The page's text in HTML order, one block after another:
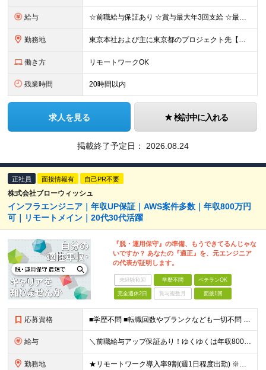
給与 ☆前職給与保証あり ☆賞与最大年3回支給 ☆最大月10万円の資格手当や住宅手当あり 月給30万円～42万円（賞与年2回、各種手当込み）+残業代全額支給 ※経験、能力を考慮の上、決定いたします ※試
勤務地 東京本社および主に東京都のプロジェクト先【◎在宅勤務あり◎転勤なし】 ※東京支社／ 東京都新宿区西新宿6-5-1 新宿アイランドタワー 5F ※リモートワークは案件により異なります ※副業OK (変
働き方 リモートワークOK
残業時間 20時間以内
求人を見る 検討中に入れる
掲載終了予定日： 2026.08.24
正社員 面接情報有 自己PR不要
株式会社ブローウィッシュ
インフラエンジニア｜年収UP保証｜AWS案件多数｜年収800万円
可｜リモートメイン｜20代30代活躍
『脱・運用保守』の準備、もうできてるんじゃな
いですか？ あなたの『適正』を、元エンジニア
の代表が証明します。
未経験歓迎 学歴不問 ベテランOK
完全週休2日 賞与複数月 面接1回
応募資格 ■学歴不問 ■転職回数やブランクなども一切不問 ■インフラエンジニアとしての経験をお持ちの方(目安2年以上）
給与 ＼前職給与アップ保証あり！ゆくゆくは年収800万以上も可能／ ■設計・構築のご経験がある方 月給45万円～＋インセンティブ 入社後、年収が300万円と大幅にアップした事例もございます！ 前職と同等
勤務地 ★リモートワーク導入率9割(週1日程度出勤) ※出社が伴う場合は東京23区・横浜を中心としたクライアント先になります。 ※配属先は希望を考慮します。 【本社】 東京都千代田区神田須田町1-3-33